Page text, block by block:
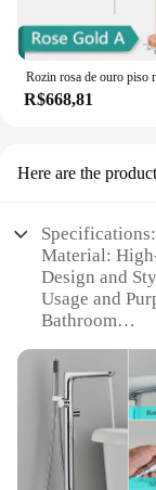
R$668,81
Here are the
Specifications:
Material:
Design and
Usage and
Bathroom
Parts and
Applicable
Commercial
Features: